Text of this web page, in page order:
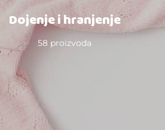
Dojenje i hranjenje
58 proizvoda